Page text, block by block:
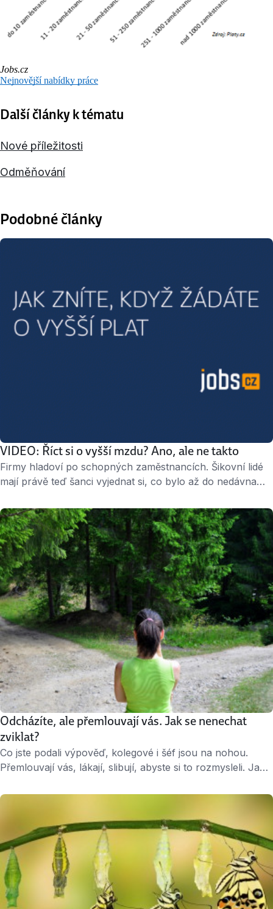
Jobs.cz
Nejnovější nabídky práce
Další články k tématu
Nové příležitosti
Odměňování
Podobné články
VIDEO: Říct si o vyšší mzdu? Ano, ale ne takto
Firmy hladoví po schopných zaměstnancích. Šikovní lidé
mají právě teď šanci vyjednat si, co bylo až do nedávna
a odchody z kanceláře nebo více peněz na špičkové
vzdělávání. A také vyšší mzdu. Jen si o ni neříkejte takto…
» 4 minuty « ↑ „Jana je tady teprve rok …
Odcházíte, ale přemlouvají vás. Jak se nenechat
zviklat?
Co jste podali výpověď, kolegové i šéf jsou na nohou.
Přemlouvají vás, lákají, slibují, abyste si to rozmysleli. Jaké
„Dáme ti víc peněz“ Nabídka vyššího platu se jeví jako
Radost z lepších peněz vydrží maximálně do nejbližší
výplaty. …